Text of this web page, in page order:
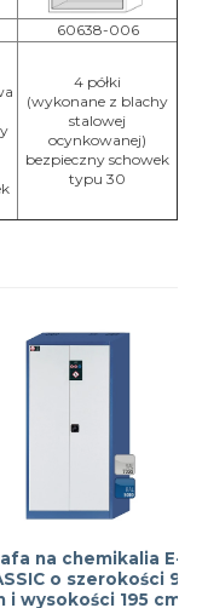
60638-006
4 półki
(wykonane z blachy
stalowej
ocynkowanej)
bezpieczny schowek
typu 30
na chemikalia E-
o szerokości 95
i wysokości 195 cm